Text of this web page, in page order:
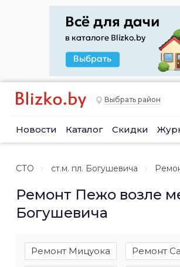
Выбрать район
Новости Каталог Скидки
СТО ст.м. пл. Богушевича
Ремонт Пежо возле
Богушевича
Ремонт Мицуока Ремонт